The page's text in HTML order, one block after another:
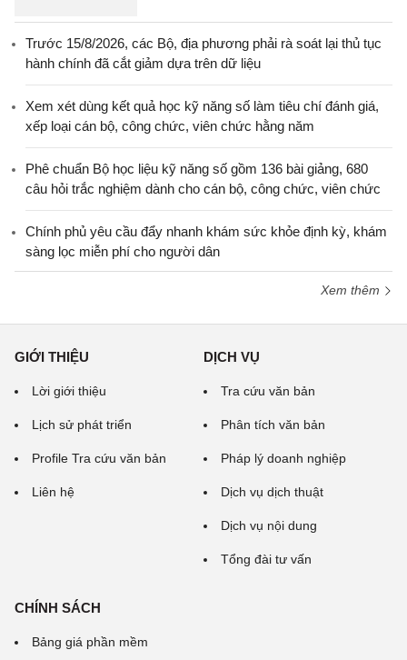
Trước 15/8/2026, các Bộ, địa phương phải rà soát lại thủ tục
hành chính đã cắt giảm dựa trên dữ liệu
Xem xét dùng kết quả học kỹ năng số làm tiêu chí đánh giá,
xếp loại cán bộ, công chức, viên chức hằng năm
Phê chuẩn Bộ học liệu kỹ năng số gồm 136 bài giảng, 680
câu hỏi trắc nghiệm dành cho cán bộ, công chức, viên chức
Chính phủ yêu cầu đẩy nhanh khám sức khỏe định kỳ, khám
sàng lọc miễn phí cho người dân
Xem thêm
GIỚI THIỆU
Lời giới thiệu
Lịch sử phát triển
Profile Tra cứu văn bản
Liên hệ
DỊCH VỤ
Tra cứu văn bản
Phân tích văn bản
Pháp lý doanh nghiệp
Dịch vụ dịch thuật
Dịch vụ nội dung
Tổng đài tư vấn
CHÍNH SÁCH
Bảng giá phần mềm